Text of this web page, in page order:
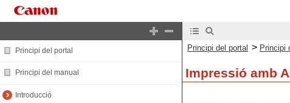
Principi del portal
Principi del manual
Introducció
Principi del portal > Principi
Impressió amb